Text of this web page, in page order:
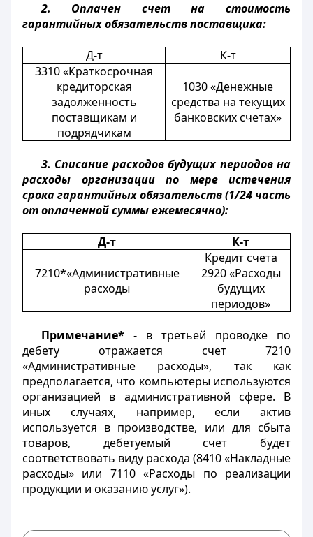
2. Оплачен счет на стоимость
гарантийных обязательств поставщика:
Д-т
К-т
3310 «Краткосрочная
кредиторская
задолженность
поставщикам и
подрядчикам
1030 «Денежные
средства на текущих
банковских счетах»
3. Списание расходов будущих периодов на
расходы организации по мере истечения
срока гарантийных обязательств (1/24 часть
от оплаченной суммы ежемесячно):
Д-т К-т
7210*«Административные
расходы
Кредит счета
2920 «Расходы
будущих
периодов»
Примечание* - в третьей проводке по
дебету отражается счет 7210
«Административные расходы», так как
предполагается, что компьютеры используются
организацией в административной сфере. В
иных случаях, например, если актив
используется в производстве, или для сбыта
товаров, дебетуемый счет будет
соответствовать виду расхода (8410 «Накладные
расходы» или 7110 «Расходы по реализации
продукции и оказанию услуг»).